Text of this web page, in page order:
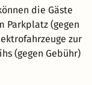
die Gäste
Parkplatz (gegen
zur
(gegen Gebühr)